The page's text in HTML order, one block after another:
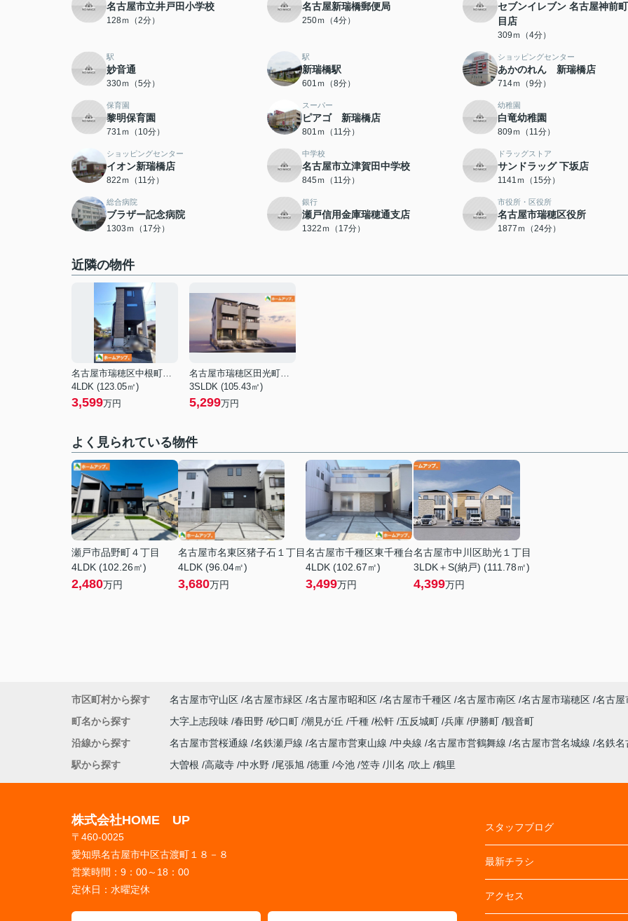
名古屋市立井戸田小学校
128ｍ（2分）
名古屋新瑞橋郵便局
250ｍ（4分）
セブンイレブン 名古屋神前
目店
309ｍ（4分）
駅
妙音通
330ｍ（5分）
駅
新瑞橋駅
601ｍ（8分）
ショッピングセンター
あかのれん 新瑞橋店
714ｍ（9分）
保育園
黎明保育園
731ｍ（10分）
スーパー
ピアゴ 新瑞橋店
801ｍ（11分）
幼稚園
白竜幼稚園
809ｍ（11分）
ショッピングセンター
イオン新瑞橋店
822ｍ（11分）
中学校
名古屋市立津賀田中学校
845ｍ（11分）
ドラッグストア
サンドラッグ 下坂店
1141ｍ（15分）
総合病院
ブラザー記念病院
1303ｍ（17分）
銀行
瀬戸信用金庫瑞穂通支店
1322ｍ（17分）
市役所・区役所
名古屋市瑞穂区役所
1877ｍ（24分）
近隣の物件
名古屋市瑞穂区中根町３丁目
4LDK (123.05㎡)
3,599万円
名古屋市瑞穂区田光町３丁目
3SLDK (105.43㎡)
5,299万円
よく見られている物件
瀬戸市品野町４丁目
4LDK (102.26㎡)
2,480万円
名古屋市名東区猪子石１丁目
4LDK (96.04㎡)
3,680万円
名古屋市千種区東千種台
4LDK (102.67㎡)
3,499万円
名古屋市中川区助光１丁目
3LDK＋S(納戸) (111.78㎡)
4,399万円
市区町村から探す 名古屋市守山区 名古屋市緑区 名古屋市昭和区 名古屋市千種区 名古屋市南区 名古屋市瑞穂区 名古屋
町名から探す
大字上志段味 春田野 砂口町 潮見が丘 千種 松軒 五反城町 兵庫 伊勝町 観音町
沿線から探す
名古屋市営桜通線 名鉄瀬戸線 名古屋市営東山線 中央線 名古屋市営鶴舞線 名古屋市営名城線 名鉄
駅から探す
大曽根 高蔵寺 中水野 尾張旭 徳重 今池 笠寺 川名 吹上 鶴里
株式会社HOME UP
〒460-0025
愛知県名古屋市中区古渡町１８－８
営業時間： 9：00～18：00
定休日： 水曜定休
スタッフブログ
最新チラシ
アクセス